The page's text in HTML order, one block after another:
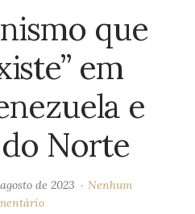
que
em
e
Norte
de 2023
Nenhum